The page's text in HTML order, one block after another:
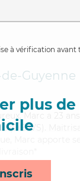
à vérification avant
plus de
Guyenne
Marc a 23
(DEAVS).